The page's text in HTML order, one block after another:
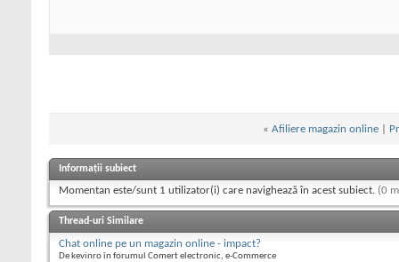
« Afiliere magazin online
Informații subiect
Momentan este/sunt 1 utilizator(i) care navighează în acest subiect. (0
Thread-uri Similare
Chat online pe un magazin online - impact?
De kevinro în forumul Comert electronic, e-Commerce